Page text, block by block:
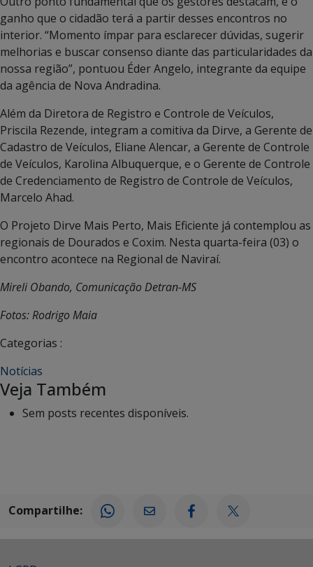
ganho que o cidadão terá a partir desses encontros no
interior. “Momento ímpar para esclarecer dúvidas, sugerir
melhorias e buscar consenso diante das particularidades da
nossa região”, pontuou Éder Angelo, integrante da equipe
da agência de Nova Andradina.
Além da Diretora de Registro e Controle de Veículos,
Priscila Rezende, integram a comitiva da Dirve, a Gerente de
Cadastro de Veículos, Eliane Alencar, a Gerente de Controle
de Veículos, Karolina Albuquerque, e o Gerente de Controle
de Credenciamento de Registro de Controle de Veículos,
Marcelo Ahad.
O Projeto Dirve Mais Perto, Mais Eficiente já contemplou as
regionais de Dourados e Coxim. Nesta quarta-feira (03) o
encontro acontece na Regional de Naviraí.
Mireli Obando, Comunicação Detran-MS
Fotos: Rodrigo Maia
Categorias :
Notícias
Veja Também
Sem posts recentes disponíveis.
Compartilhe: